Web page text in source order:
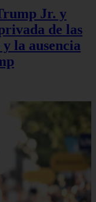
Jr. y
de las
la ausencia